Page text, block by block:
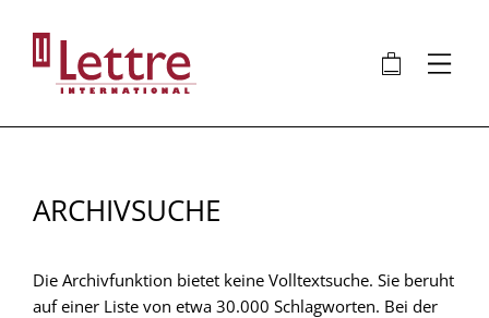
Inhalt
🛍 ⋮
ARCHIVSUCHE
Die Archivfunktion bietet keine Volltextsuche. Sie beruht
auf einer Liste von etwa 30.000 Schlagworten. Bei der